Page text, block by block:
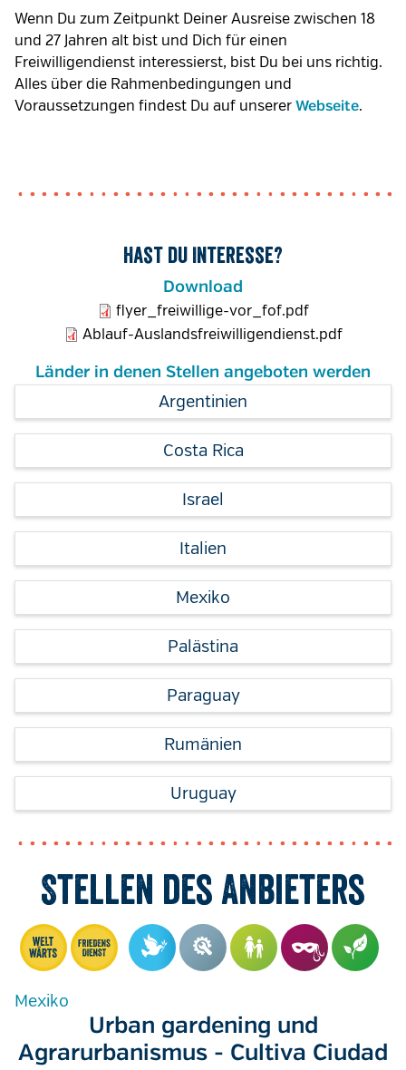
Wenn Du zum Zeitpunkt Deiner Ausreise zwischen 18
und 27 Jahren alt bist und Dich für einen
Freiwilligendienst interessierst, bist Du bei uns richtig.
Alles über die Rahmenbedingungen und
Voraussetzungen findest Du auf unserer Webseite.
Hast du Interesse?
Download
flyer_freiwillige-vor_fof.pdf
Ablauf-Auslandsfreiwilligendienst.pdf
Länder in denen Stellen angeboten werden
Argentinien
Costa Rica
Israel
Italien
Mexiko
Palästina
Paraguay
Rumänien
Uruguay
Stellen des Anbieters
Mexiko
Urban gardening und
Agrarurbanismus - Cultiva Ciudad